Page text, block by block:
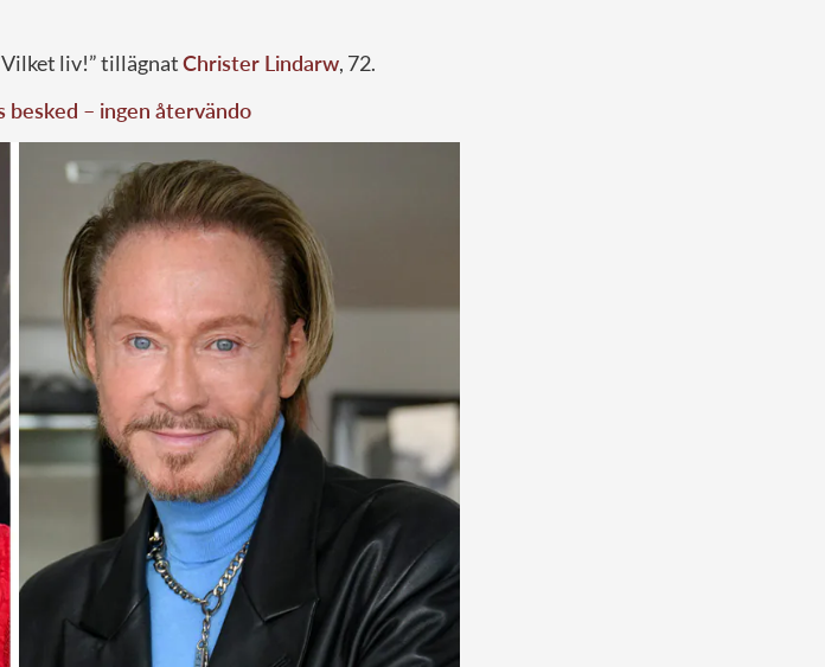
liv!” tillägnatChrister Lindarw, 72.
– ingen återvändo